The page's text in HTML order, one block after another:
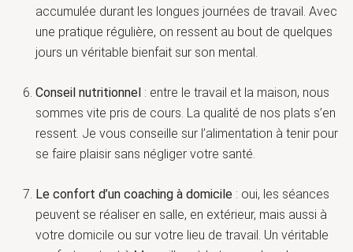
accumulée durant les longues journées de travail. Avec
une pratique régulière, on ressent au bout de quelques
jours un véritable bienfait sur son mental.
Conseil nutritionnel : entre le travail et la maison, nous
sommes vite pris de cours. La qualité de nos plats s’en
ressent. Je vous conseille sur l’alimentation à tenir pour
se faire plaisir sans négliger votre santé.
Le confort d’un coaching à domicile : oui, les séances
peuvent se réaliser en salle, en extérieur, mais aussi à
votre domicile ou sur votre lieu de travail. Un véritable